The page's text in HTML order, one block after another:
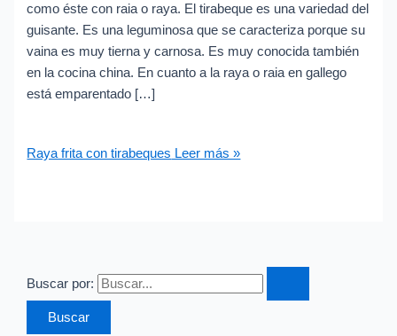
como éste con raia o raya. El tirabeque es una variedad del
guisante. Es una leguminosa que se caracteriza porque su
vaina es muy tierna y carnosa. Es muy conocida también
en la cocina china. En cuanto a la raya o raia en gallego
está emparentado […]
Raya frita con tirabeques Leer más »
Buscar por: